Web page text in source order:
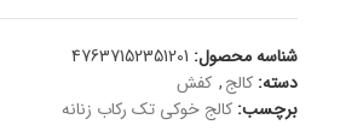
شناسه محصول: 47637152351201
دسته: کالج, کفش
برچسب: کالج خوکی تک رکاب زنانه